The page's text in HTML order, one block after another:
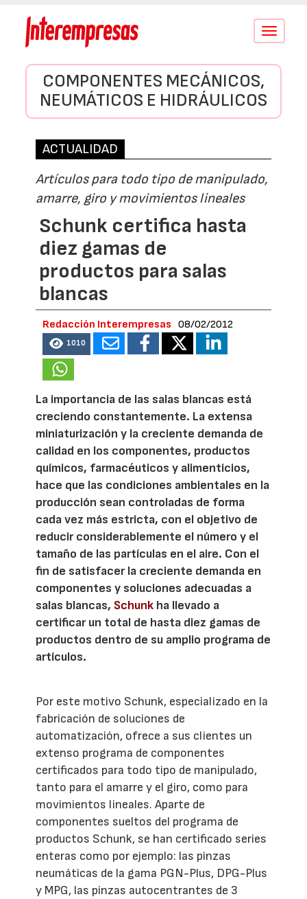
Conmutar
COMPONENTES MECÁNICOS,
NEUMÁTICOS E HIDRÁULICOS
ACTUALIDAD
Artículos para todo tipo de manipulado,
amarre, giro y movimientos lineales
Schunk certifica hasta
diez gamas de
productos para salas
blancas
Redacción Interempresas 08/02/2012
1010
La importancia de las salas blancas está
creciendo constantemente. La extensa
miniaturización y la creciente demanda de
calidad en los componentes, productos
químicos, farmacéuticos y alimenticios,
hace que las condiciones ambientales en la
producción sean controladas de forma
cada vez más estricta, con el objetivo de
reducir considerablemente el número y el
tamaño de las partículas en el aire. Con el
fin de satisfacer la creciente demanda en
componentes y soluciones adecuadas a
salas blancas, Schunk ha llevado a
certificar un total de hasta diez gamas de
productos dentro de su amplio programa de
artículos.
Por este motivo Schunk, especializado en la
fabricación de soluciones de
automatización, ofrece a sus clientes un
extenso programa de componentes
certificados para todo tipo de manipulado,
tanto para el amarre y el giro, como para
movimientos lineales. Aparte de
componentes sueltos del programa de
productos Schunk, se han certificado series
enteras como por ejemplo: las pinzas
neumáticas de la gama PGN-Plus, DPG-Plus
y MPG, las pinzas autocentrantes de 3